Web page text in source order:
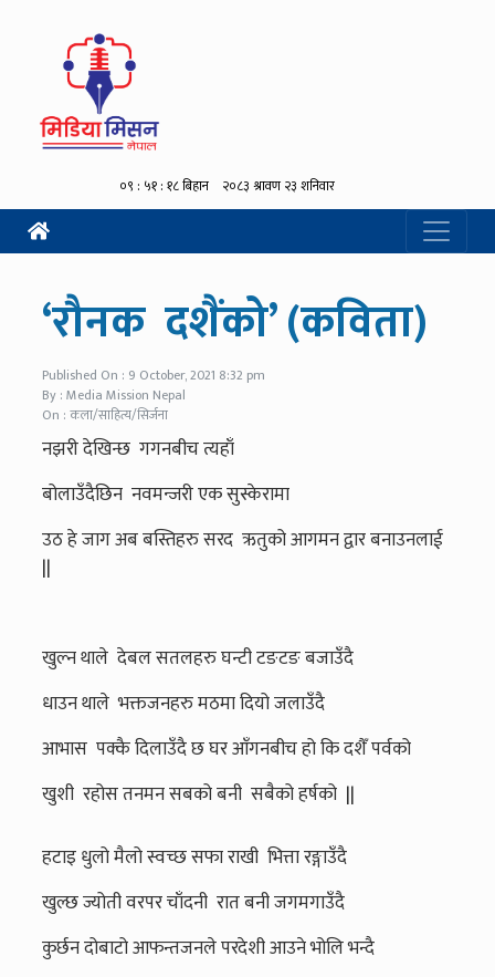
‘रौनक दशैंको’ (कविता)
Published On : 9 October, 2021 8:32 pm
By : Media Mission Nepal
On : कला/साहित्य/सिर्जना
नझरी देखिन्छ गगनबीच त्यहाँ
बोलाउँदैछिन नवमन्जरी एक सुस्केरामा
उठ हे जाग अब बस्तिहरु सरद ऋतुको आगमन द्वार बनाउनलाई
||
खुल्न थाले देबल सतलहरु घन्टी टङटङ बजाउँदै
धाउन थाले भक्तजनहरु मठमा दियो जलाउँदै
आभास पक्कै दिलाउँदै छ घर आँगनबीच हो कि दशैँ पर्वको
खुशी रहोस तनमन सबको बनी सबैको हर्षको ||
हटाइ धुलो मैलो स्वच्छ सफा राखी भित्ता रङ्गाउँदै
खुल्छ ज्योती वरपर चाँदनी रात बनी जगमगाउँदै
कुर्छन दोबाटो आफन्तजनले परदेशी आउने भोलि भन्दै